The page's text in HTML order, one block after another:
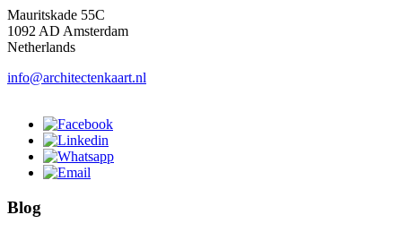
Mauritskade 55C
1092 AD Amsterdam
Netherlands
info@architectenkaart.nl
Blog